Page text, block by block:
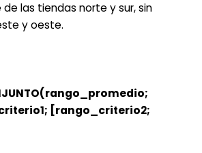
las tiendas norte y sur, sin
y oeste.
[rango_criterio2;